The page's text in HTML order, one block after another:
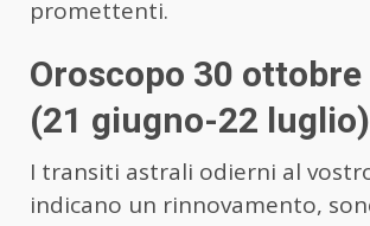
promettenti.
Oroscopo 30 ottobre
(21 giugno-22 luglio)
I transiti astrali odierni al
indicano un rinnovamento,